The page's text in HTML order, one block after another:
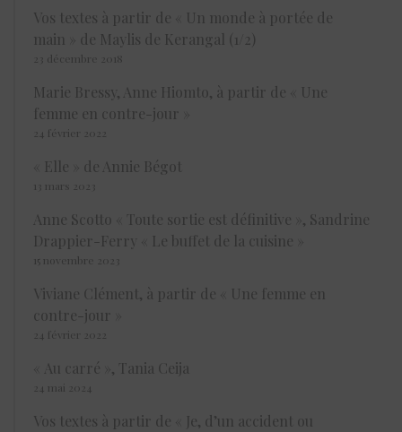
Vos textes à partir de « Un monde à portée de
main » de Maylis de Kerangal (1/2)
23 décembre 2018
Marie Bressy, Anne Hiomto, à partir de « Une
femme en contre-jour »
24 février 2022
« Elle » de Annie Bégot
13 mars 2023
Anne Scotto « Toute sortie est définitive », Sandrine
Drappier-Ferry « Le buffet de la cuisine »
15 novembre 2023
Viviane Clément, à partir de « Une femme en
contre-jour »
24 février 2022
« Au carré », Tania Ceija
24 mai 2024
Vos textes à partir de « Je, d’un accident ou